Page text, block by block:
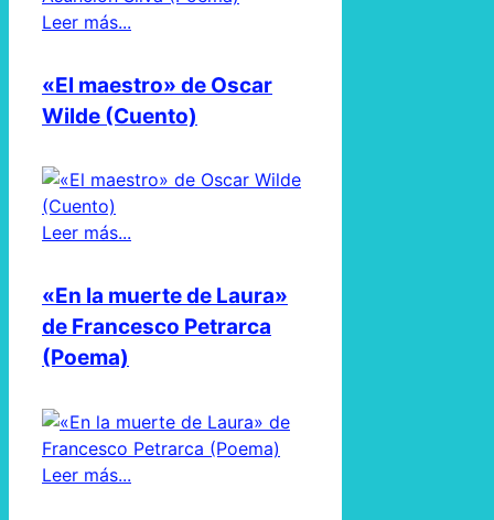
Leer más...
«El maestro» de Oscar
Wilde (Cuento)
Leer más...
«En la muerte de Laura»
de Francesco Petrarca
(Poema)
Leer más...